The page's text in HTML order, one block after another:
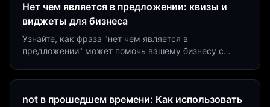
Нет чем является в предложении: квизы и
виджеты для бизнеса
Узнайте, как фраза "нет чем является в
предложении" может помочь вашему бизнесу с
not в прошедшем времени: Как использовать